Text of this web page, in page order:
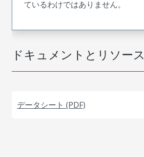
ドキュメントとリソース
データシート (PDF)
ているわけではありません。